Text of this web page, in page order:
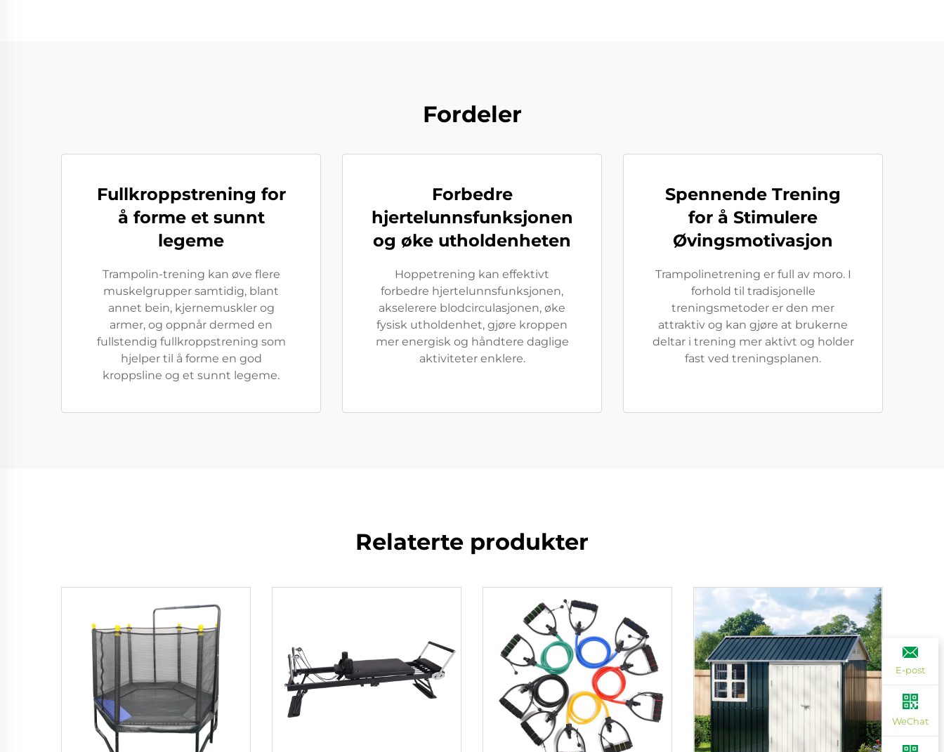
Fordeler
Fullkroppstrening for
å forme et sunnt
legeme
Trampolin-trening kan øve flere
muskelgrupper samtidig, blant
annet bein, kjernemuskler og
armer, og oppnår dermed en
fullstendig fullkroppstrening som
hjelper til å forme en god
kroppsline og et sunnt legeme.
Forbedre
hjertelunnsfunksjonen
og øke utholdenheten
Hoppetrening kan effektivt
forbedre hjertelunnsfunksjonen,
akselerere blodcirculasjonen, øke
fysisk utholdenhet, gjøre kroppen
mer energisk og håndtere daglige
aktiviteter enklere.
Spennende Trening
for å Stimulere
Øvingsmotivasjon
Trampolinetrening er full av moro. I
forhold til tradisjonelle
treningsmetoder er den mer
attraktiv og kan gjøre at brukerne
deltar i trening mer aktivt og holder
fast ved treningsplanen.
Relaterte produkter
E-post
WeChat